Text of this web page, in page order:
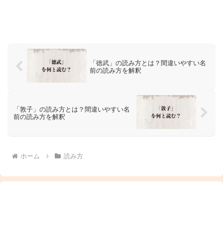
「徳武」の読み方とは？間違いやすい名
前の読み方を解釈
「敦子」の読み方とは？間違いやすい名
前の読み方を解釈
ホーム 読み方